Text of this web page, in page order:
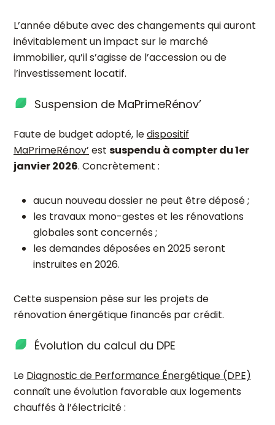
L’année débute avec des changements qui auront
inévitablement un impact sur le marché
immobilier, qu’il s’agisse de l’accession ou de
l’investissement locatif.
Suspension de MaPrimeRénov’
Faute de budget adopté, ledispositif
MaPrimeRénov’ est suspendu à compter du 1er
janvier 2026. Concrètement :
aucun nouveau dossier ne peut être déposé ;
les travaux mono-gestes et les rénovations
globales sont concernés ;
les demandes déposées en 2025 seront
instruites en 2026.
Cette suspension pèse sur les projets de
rénovation énergétique financés par crédit.
Évolution du calcul du DPE
Le Diagnostic de Performance Énergétique (DPE)
connaît une évolution favorable aux logements
chauffés à l’électricité :